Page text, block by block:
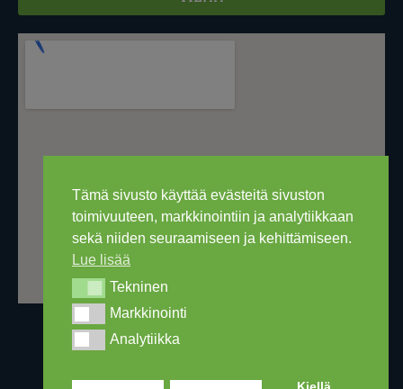
Tämä sivusto käyttää evästeitä sivuston
toimivuuteen, markkinointiin ja analytiikkaan
sekä niiden seuraamiseen ja kehittämiseen.
Lue lisää
TekninenTekninen
MarkkinointiMarkkinointi
AnalytiikkaAnalytiikka